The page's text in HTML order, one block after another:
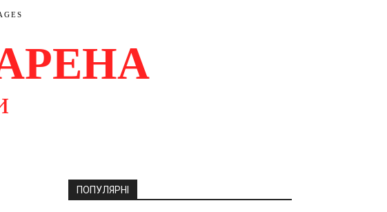
ПОПУЛЯРНІ